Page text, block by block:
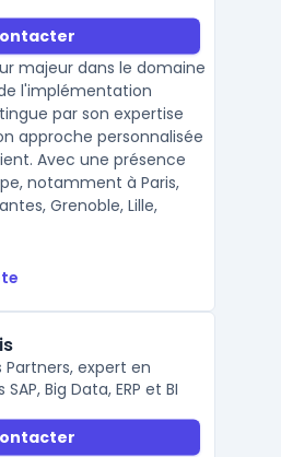
majeur dans le domaine
l'implémentation
par son expertise
approche personnalisée
Avec une présence
notamment à Paris,
Grenoble, Lille,
Partners, expert en
Big Data, ERP et BI